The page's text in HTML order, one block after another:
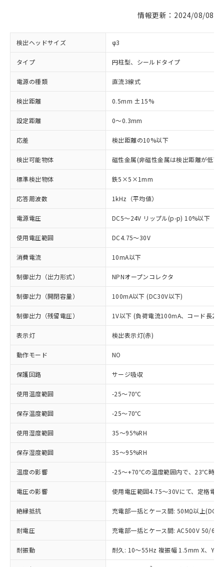
情報更新：2024/08/08
検出ヘッドサイズ φ3
タイプ 円柱型、シールドタイプ
電源の種類 直流3線式
検出距離 0.5mm ±15%
設定距離 0～0.3mm
応差 検出距離の10%以下
検出可能物体 磁性金属(非磁性金属は検出距離が低下
標準検出物体 鉄5×5×1mm
応答周波数 1kHz（平均値）
電源電圧 DC5～24V リップル(p-p) 10%以下
使用電圧範囲 DC4.75～30V
消費電流 10mA以下
制御出力（出力形式） NPNオープンコレクタ
制御出力（開閉容量） 100mA以下 (DC30V以下)
制御出力（残留電圧） 1V以下 (負荷電流100mA、コード長2m
表示灯 検出表示灯(赤)
動作モード NO
保護回路 サージ吸収
使用温度範囲 -25～70℃
保存温度範囲 -25～70℃
使用湿度範囲 35～95%RH
保存湿度範囲 35～95%RH
温度の影響 -25～+70℃の温度範囲内で、23℃時の
電圧の影響 使用電圧範囲4.75～30Vにて、定格電
絶縁抵抗 充電部一括とケース間: 50MΩ以上
耐電圧 充電部一括とケース間: AC500V 50/
耐振動 耐久: 10～55Hz 複振幅 1.5mm X、Y、
ご利用条件
以下の条件をお読みいただき、同意のうえ
ご利用ください。
本サービスは、当社制御機器事業取扱
商品の当社在庫状況および標準価格
(税抜)を提供させていただくもので
当社制御機器事業取扱商品の中には、
本サービスの対象外となる商品もある
ことをご了承ください。
在庫状況および標準価格照会結果は、
記載している更新日時点での社内デー
タに基づき作成されるものであり、閲
覧された時点での実際の在庫および標
対応済み：EU RoHS指令（10物質）の
非含有に対応した製品が提供可能な商品で
す。
対応予定：EU RoHS指令（10物質）の非含
有に対応した製品に切り替える予定のある
対応予定なし：EU RoHS指令（10物質）の
非含有に非対応の商品で、対応品を出す予
定はありません。
非含有の対応状況を調査中または確認中の
商品です。
非該当品：ライセンス料など無形物で、有
害物質有無と関係のない商品です。
仕入先様の事情により、非含有部品として
いたものが、含有品と判明した場合などや
むを得ず変更することがあります。
*EU RoHS指令（10物質）：
鉛(Pb) 1000ppm以下、 水銀(Hg) 1000ppm以下、 カド
六価クロム(Cr(Ⅵ)) 1000ppm以下、ポリ臭化ビフェニル
※1 中国RoHS○×表
「○」：最大均質材料含有率が中国RoHSの
基準値以下であることを示します。
基準値を超えていることを示します。
「－」：未確認です。当社販売部門へお問
*中国RoHS10物質の基準値 (GB/T26572)：
Pb(鉛) :1000ppm、 Hg(水銀) : 1000ppm、 Cd(カドミウ
当社は、これら貴社製品のうち、外国
為替および外国貿易法に定める商品
（以下｢規制貨物等」という）を輸出
または国外への提供する場合は、日本
国政府の輸出許可(または役務取引許
可)を取得するなどの必要な手続きを